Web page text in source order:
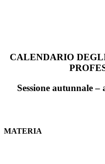
CALENDARIO
Sessione autunnale –
MATERIA